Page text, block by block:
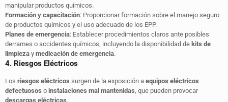
manipular productos químicos.
Formación y capacitación: Proporcionar formación sobre el manejo seguro
de productos químicos y el uso adecuado de los EPP.
Planes de emergencia: Establecer procedimientos claros ante posibles
derrames o accidentes químicos, incluyendo la disponibilidad de kits de
limpieza y medicación de emergencia.
4. Riesgos Eléctricos
Los riesgos eléctricos surgen de la exposición a equipos eléctricos
defectuosos o instalaciones mal mantenidas , que pueden provocar
descargas eléctricas.